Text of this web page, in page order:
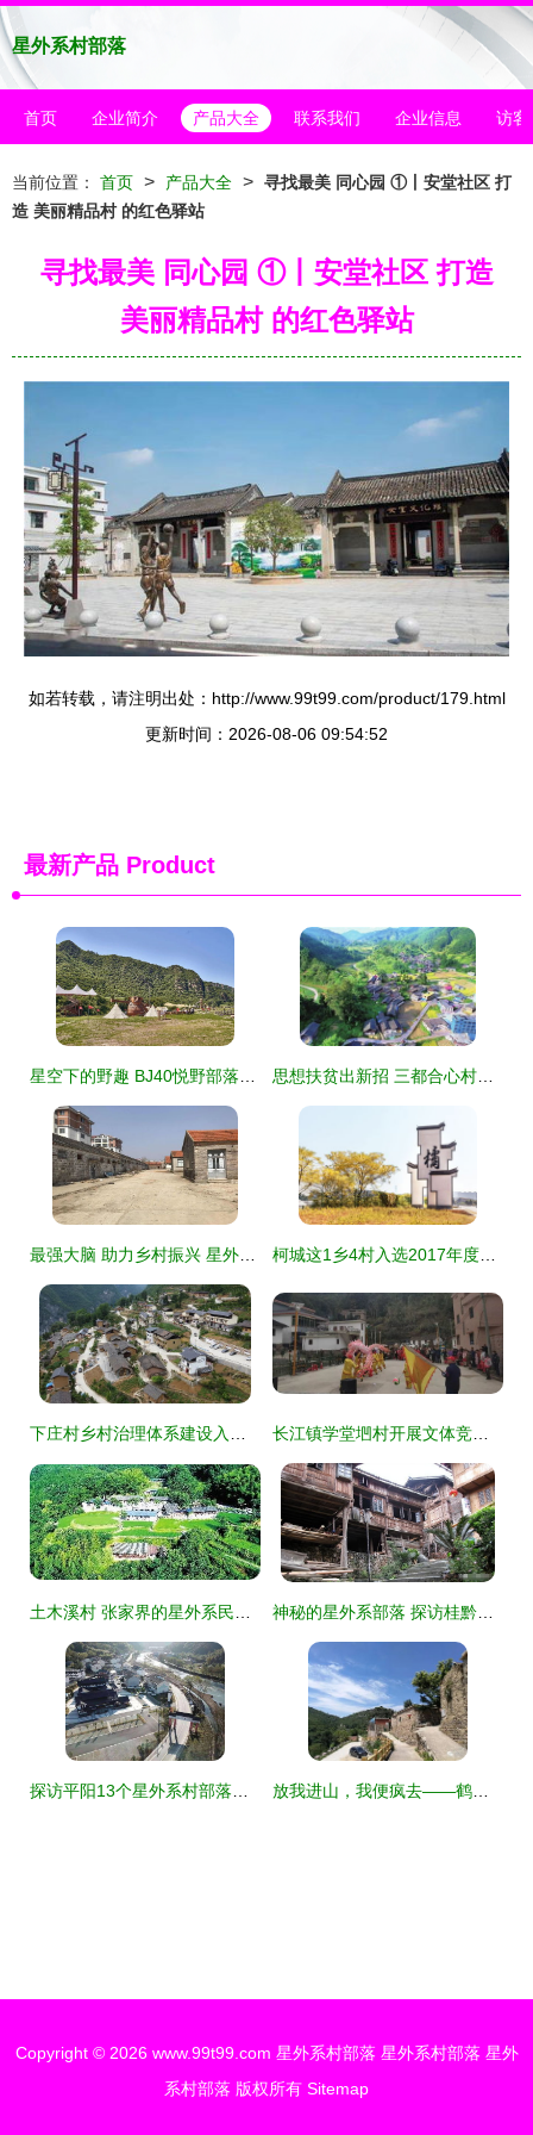
星外系村部落
首页 企业简介 产品大全 联系我们 企业信息 访客
当前位置： 首页 > 产品大全 > 寻找最美 同心园 ①丨安堂社区 打
造 美丽精品村 的红色驿站
寻找最美 同心园 ①丨安堂社区 打造
美丽精品村 的红色驿站
如若转载，请注明出处：http://www.99t99.com/product/179.html
更新时间：2026-08-06 09:54:52
最新产品 Product
Copyright © 2026 www.99t99.com 星外系村部落 星外系村部落 星外
系村部落 版权所有 Sitemap